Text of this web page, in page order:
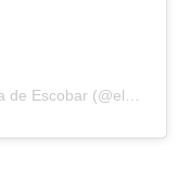
Una publicación compartida de El Día de Escobar (@eldiadeescobar)